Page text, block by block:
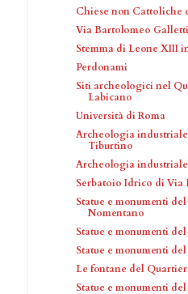
Chiese non Cattoliche
Via Bartolomeo Galletti
Stemma di Leone XIII
Perdonami
Siti archeologici nel
Labicano
Università di Roma
Archeologia
Tiburtino
Archeologia industriale
Serbatoio Idrico di Via
Statue e monumenti
Nomentano
Statue e monumenti
Statue e monumenti
Le fontane del
Statue e monumenti